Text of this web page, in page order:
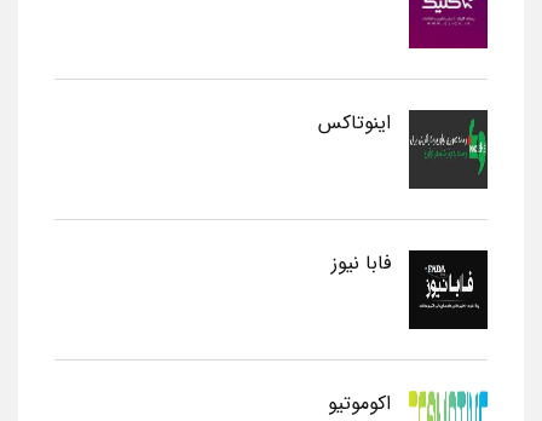
اینوتاکس
فابا نیوز
اکوموتیو